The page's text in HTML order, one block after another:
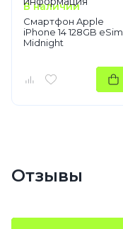
В наличии
Смартфон Apple
iPhone 14 128GB eSim
Midnight
Отзывы